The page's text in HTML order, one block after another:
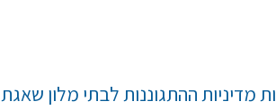
מדיניות ההתגוננות לבתי מלון שאגת